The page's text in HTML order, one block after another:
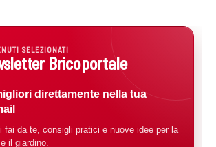
SELEZIONATI
Bricoportale
direttamente nella tua
fai da te, consigli pratici e nuove idee per la
il giardino.